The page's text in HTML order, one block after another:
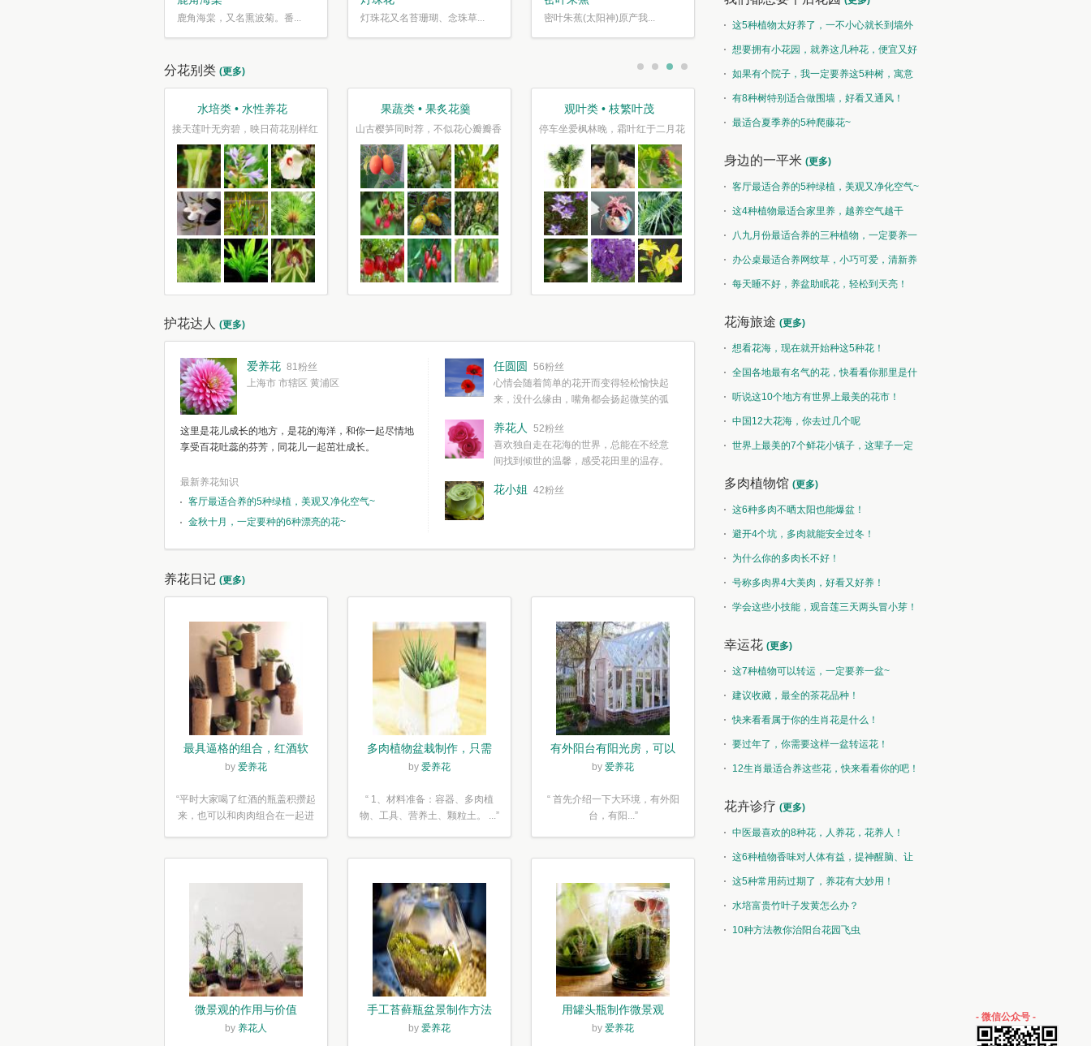
鹿角海棠，又名熏波菊。番... 灯珠花又名苔珊瑚、念珠草... 密叶朱蕉(太阳神)原产我...
分花别类 (更多)
趣味类 • 奇花异草
水光潋滟花方好,山色空蒙枝亦奇
盆栽类 • 花好盆圆
千片赤英霞灿灿，百枝绛点灯煌煌
节庆类 • 张灯结彩
正是今年风景美，千红万紫报春光 然果曾经皆为花，却非皆花都成果
护花达人 (更多)
爱养花 81粉丝
上海市 市辖区 黄浦区
这里是花儿成长的地方，是花的海洋，和你一起尽情地
享受百花吐蕊的芬芳，同花儿一起茁壮成长。
最新养花知识
客厅最适合养的5种绿植，美观又净化空气~
金秋十月，一定要种的6种漂亮的花~
任圆圆
56粉丝
心情会随着简单的花开而变得轻松愉快起
来，没什么缘由，嘴角都会扬起微笑的弧
简单愉快的心情，这些都不需要想得太多，其实都是
我们自己复杂了生活和心境。
养花人
52粉丝
喜欢独自走在花海的世界，总能在不经意
间找到倾世的温馨，感受花田里的温存。
花小姐 42粉丝
养花日记 (更多)
最具逼格的组合，红酒软
木塞diy多肉植物盆栽
by 爱养花
“平时大家喝了红酒的瓶盖积攒起
来，也可以和肉肉组合在一起进
多肉植物盆栽制作，只需
简单6步
by 爱养花
“ 1、材料准备：容器、多肉植
物、工具、营养土、颗粒土。 ...”
有外阳台有阳光房，可以
露养！为了肉肉，任性又
by 爱养花
“ 首先介绍一下大环境，有外阳
台，有阳...”
微景观的作用与价值
by 养花人
手工苔藓瓶盆景制作方法
by 爱养花
用罐头瓶制作微景观
by 爱养花
这5种植物太好养了，一不小心就长到墙外
了~想要拥有小花园，就养这几种花，便宜又好
养！如果有个院子，我一定要养这5种树，寓意
特别好！
有8种树特别适合做围墙，好看又通风！
最适合夏季养的5种爬藤花~
身边的一平米 (更多)
客厅最适合养的5种绿植，美观又净化空气~
这4种植物最适合家里养，越养空气越干
净！八九月份最适合养的三种植物，一定要养一
盆呀~
办公桌最适合养网纹草，小巧可爱，清新养
眼！每天睡不好，养盆助眠花，轻松到天亮！
花海旅途 (更多)
想看花海，现在就开始种这5种花！
全国各地最有名气的花，快看看你那里是什
么花儿！
听说这10个地方有世界上最美的花市！
中国12大花海，你去过几个呢
世界上最美的7个鲜花小镇子，这辈子一定
多肉植物馆 (更多)
这6种多肉不晒太阳也能爆盆！
避开4个坑，多肉就能安全过冬！
为什么你的多肉长不好！
号称多肉界4大美肉，好看又好养！
学会这些小技能，观音莲三天两头冒小芽！
幸运花 (更多)
这7种植物可以转运，一定要养一盆~
建议收藏，最全的茶花品种！
快来看看属于你的生肖花是什么！
要过年了，你需要这样一盆转运花！
12生肖最适合养这些花，快来看看你的吧！
花卉诊疗 (更多)
中医最喜欢的8种花，人养花，花养人！
这6种植物香味对人体有益，提神醒脑、让
你睡的香、身体棒。
这5种常用药过期了，养花有大妙用！
水培富贵竹叶子发黄怎么办？
10种方法教你治阳台花园飞虫
- 微信公众号 -